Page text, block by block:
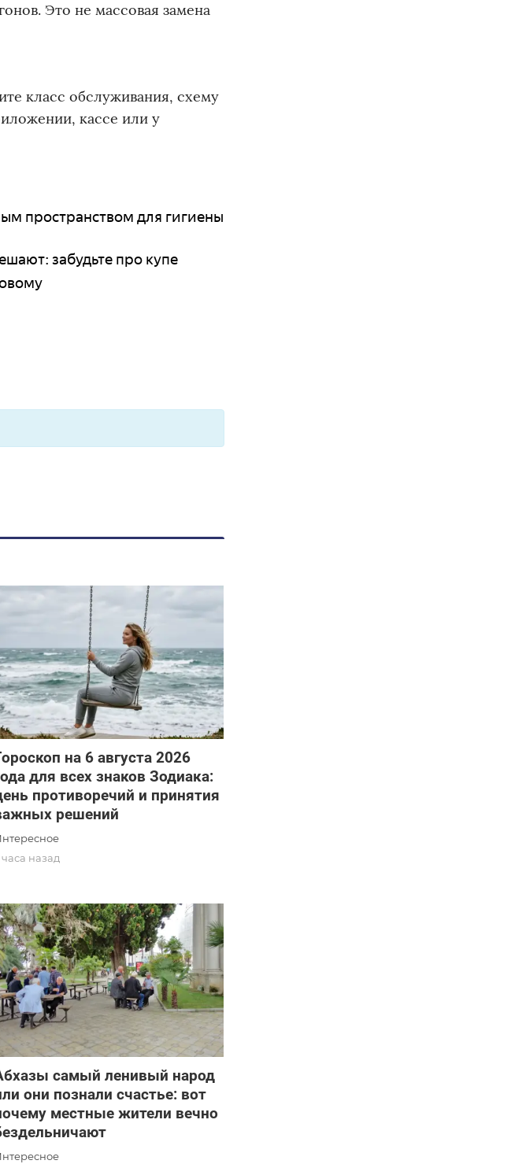
Это не массовая замена
класс обслуживания, схему
кассе или у
пространством для гигиены
забудьте про купе
на 6 августа 2026
для всех знаков Зодиака:
противоречий и принятия
решений
часа назад
самый ленивый народ
они познали счастье: вот
местные жители вечно